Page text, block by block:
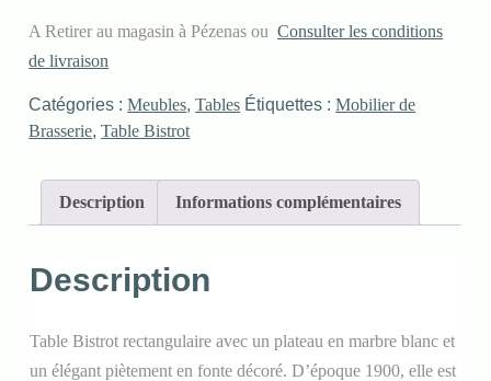
A Retirer au magasin à Pézenas ouConsulter les conditions
de livraison
Catégories :Meubles,Tables Étiquettes :Mobilier de
Brasserie,Table Bistrot
Description Informations complémentaires
Description
Table Bistrot rectangulaire avec un plateau en marbre blanc et
un élégant piètement en fonte décoré. D’époque 1900, elle est